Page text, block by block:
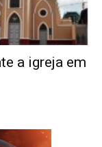
a igreja em